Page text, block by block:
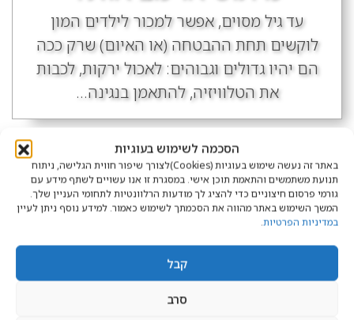
הסכמה לשימוש בעוגיות
באתר זה נעשה שימוש בעוגיות (Cookies)לצורך שיפור חווית הגלישה, ניתוח
תנועת משתמשים והתאמת תוכן אישי. במסגרת זו אנו עשויים לשתף מידע עם
גורמי פרסום חיצוניים כדי להציג לך מודעות הרלוונטיות לתחומי העניין שלך.
המשך השימוש באתר מהווה את הסכמתך לשימוש כאמור. למידע נוסף ניתן לעיין
במדיניות הפרטיות.
קבל
סרב
עד גיל מסוים, אפשר למכור לילדים המון
לוקשים תחת ההבטחה (או האיום) שרק ככה
הם יהיו גדולים וגבוהים: לאכול ירקות, לכבות
את הטלוויזיה, להתאמן בנגינה...